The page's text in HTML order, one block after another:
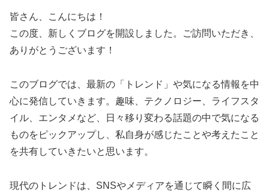
皆さん、こんにちは！
この度、新しくブログを開設しました。ご訪問いただき、
ありがとうございます！
このブログでは、最新の「トレンド」や気になる情報を中
心に発信していきます。趣味、テクノロジー、ライフスタ
イル、エンタメなど、日々移り変わる話題の中で気になる
ものをピックアップし、私自身が感じたことや考えたこと
を共有していきたいと思います。
現代のトレンドは、SNSやメディアを通じて瞬く間に広